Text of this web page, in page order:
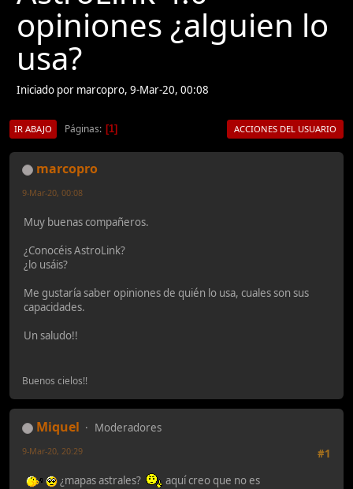
opiniones ¿alguien lo
usa?
Iniciado por marcopro, 9-Mar-20, 00:08
IR ABAJO Páginas 1 ACCIONES DEL USUARIO
marcopro
9-Mar-20, 00:08
Muy buenas compañeros.
¿Conocéis AstroLink?
¿lo usáis?
Me gustaría saber opiniones de quién lo usa, cuales son sus
capacidades.
Un saludo!!
Buenos cielos!!
Miquel
Moderadores
#1
9-Mar-20, 20:29
¿mapas astrales? aquí creo que no es